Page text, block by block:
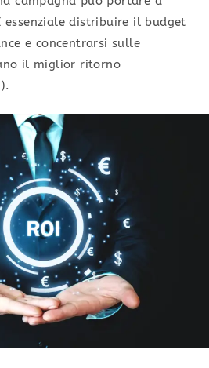
essenziale distribuire il budget
e concentrarsi sulle
il miglior ritorno